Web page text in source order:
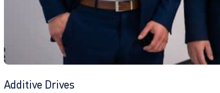
Additive Drives